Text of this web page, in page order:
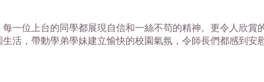
位上台的同學都展現自信和一絲不苟的精神。更令人欣賞
活，帶動學弟學妹建立愉快的校園氣氛，令師長們都感到